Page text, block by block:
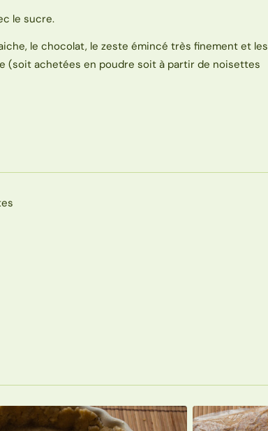
le sucre.
le chocolat, le zeste émincé très finement et les
(soit achetées en poudre soit à partir de noisettes